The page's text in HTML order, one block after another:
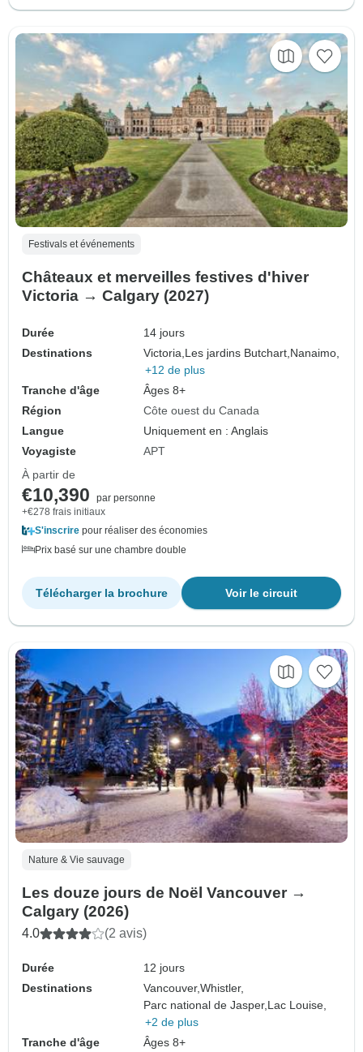
Festivals et événements
Châteaux et merveilles festives d'hiver
Victoria → Calgary (2027)
Durée
14 jours
Destinations
Victoria,Les jardins Butchart,Nanaimo,
+12 de plus
Tranche d'âge
Âges 8+
Région
Côte ouest du Canada
Langue
Uniquement en : Anglais
Voyagiste
APT
À partir de
€10,390
par personne
+€278 frais initiaux
S'inscrire pour réaliser des économies
Prix basé sur une chambre double
Voir le circuit
Télécharger la brochure
Nature & Vie sauvage
Les douze jours de Noël Vancouver →
Calgary (2026)
4.0 (2 avis)
Durée
12 jours
Destinations
Vancouver,Whistler,
Parc national de Jasper,Lac Louise,
+2 de plus
Tranche d'âge
Âges 8+